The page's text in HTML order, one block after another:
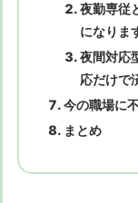
夜勤専従
になりま
夜間対応
応だけで
今の職場に
まとめ